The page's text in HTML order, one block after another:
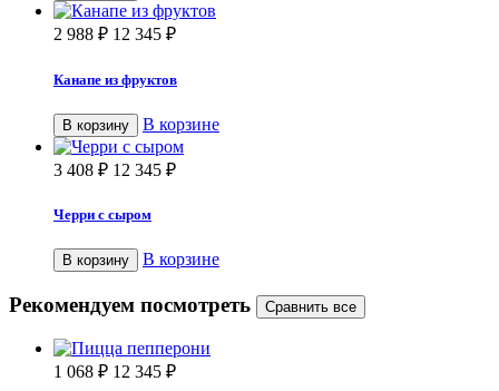
2 988 ₽ 12 345 ₽
Канапе из фруктов
В корзину В корзине
3 408 ₽ 12 345 ₽
Черри с сыром
В корзину В корзине
Рекомендуем посмотреть
1 068 ₽ 12 345 ₽